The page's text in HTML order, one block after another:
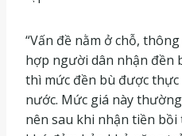
“Vấn đề nằm ở chỗ,
hợp người dân nhận đền
thì mức đền bù được
nước. Mức giá này
nên sau khi nhận tiền